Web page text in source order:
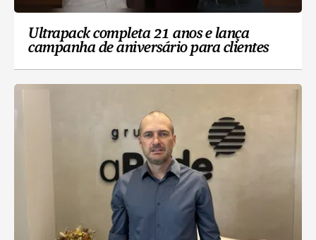
Ultrapack completa 21 anos e lança
campanha de aniversário para clientes